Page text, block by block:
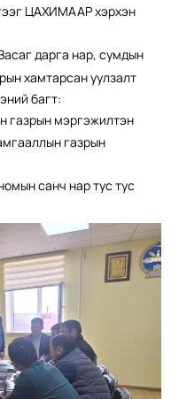
ЦАХИМААР хэрхэн
дарга нар, сумдын
хамтарсан уулзалт
багт:
газрын мэргэжилтэн
газрын
санч нар тус тус